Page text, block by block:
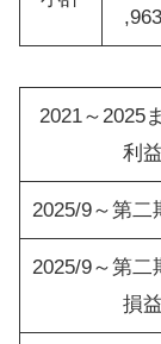
,963
2021～2025
利益
2025/9～第二
2025/9～第二
損益